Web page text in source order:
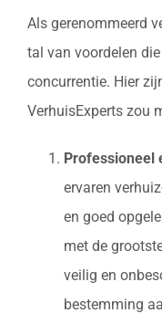
Als gerenommeerd
tal van voordelen
concurrentie. Hier
VerhuisExperts zou
Professioneel
ervaren
en goed
met de
veilig en
bestemming